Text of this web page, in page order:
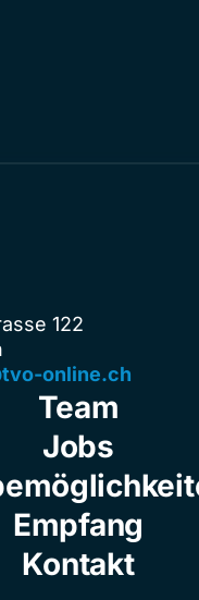
122
online.ch
Team
Jobs
Empfang
Kontakt